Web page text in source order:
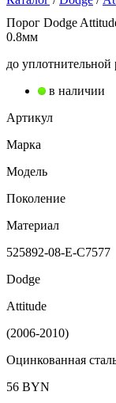
Порог Dodge
0.8мм
до уплотнительной
в наличии
Артикул
Марка
Модель
Поколение
Материал
525892-08-E-C7577
Dodge
Attitude
(2006-2010)
Оцинкованная
56 BYN